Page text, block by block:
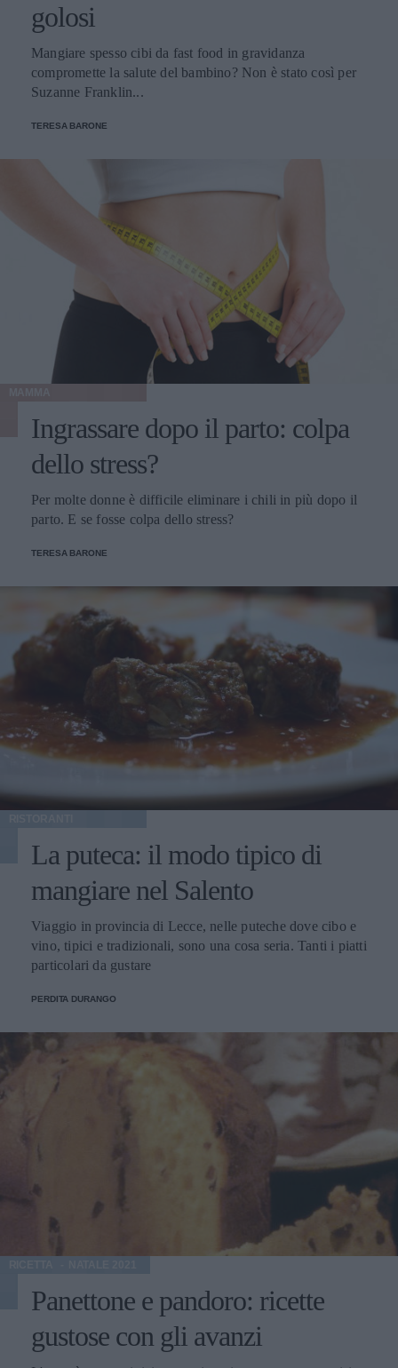
golosi
Mangiare spesso cibi da fast food in gravidanza
compromette la salute del bambino? Non è stato così per
Suzanne Franklin...
TERESA BARONE
Ingrassare dopo il parto: colpa
dello stress?
Per molte donne è difficile eliminare i chili in più dopo il
parto. E se fosse colpa dello stress?
TERESA BARONE
La puteca: il modo tipico di
mangiare nel Salento
Viaggio in provincia di Lecce, nelle puteche dove cibo e
vino, tipici e tradizionali, sono una cosa seria. Tanti i piatti
particolari da gustare
PERDITA DURANGO
Panettone e pandoro: ricette
gustose con gli avanzi